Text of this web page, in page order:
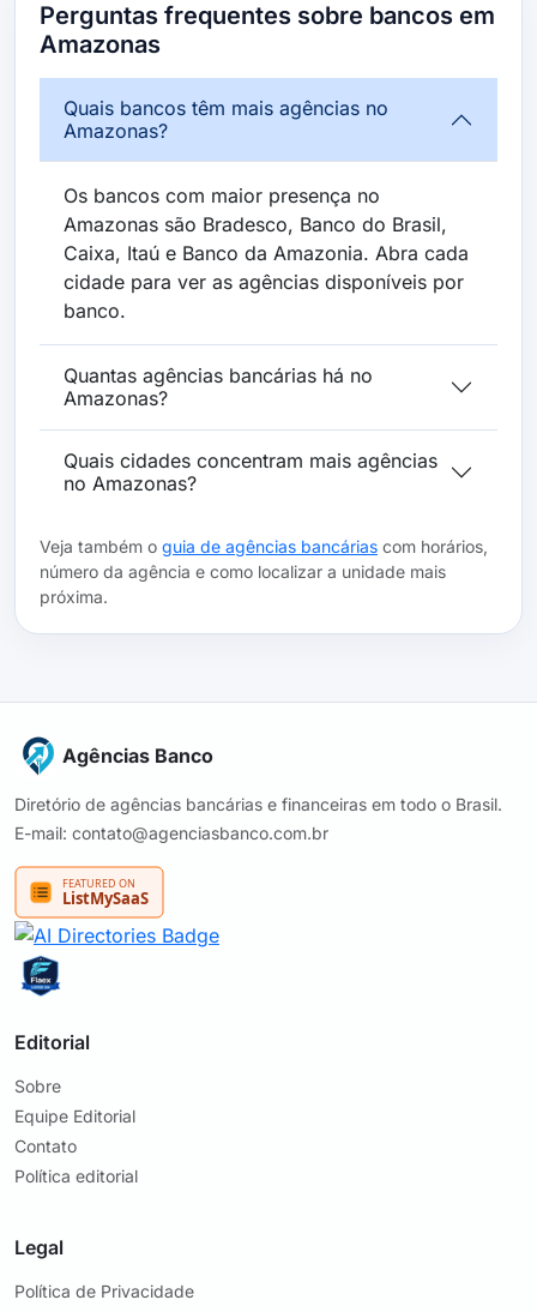
Perguntas frequentes sobre bancos em
Amazonas
Quais bancos têm mais agências no
Amazonas?
Os bancos com maior presença no
Amazonas são Bradesco, Banco do Brasil,
Caixa, Itaú e Banco da Amazonia. Abra cada
cidade para ver as agências disponíveis por
banco.
Quantas agências bancárias há no
Amazonas?
Quais cidades concentram mais agências
no Amazonas?
Veja também o guia de agências bancárias com horários,
número da agência e como localizar a unidade mais
próxima.
Agências Banco
Diretório de agências bancárias e financeiras em todo o Brasil.
E-mail: contato@agenciasbanco.com.br
Editorial
Sobre
Equipe Editorial
Contato
Política editorial
Legal
Política de Privacidade